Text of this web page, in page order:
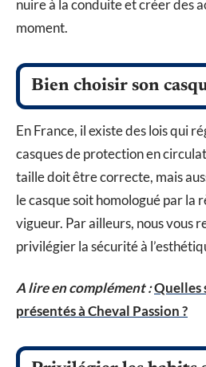
nuire à la conduite et créer des
moment.
Bien choisir son
En France, il existe des lois qui
casques de protection en
taille doit être correcte, mais
le casque soit homologué par la
vigueur. Par ailleurs, nous vous
privilégier la sécurité à
A lire en complément :Quelles
présentés à Cheval Passion ?